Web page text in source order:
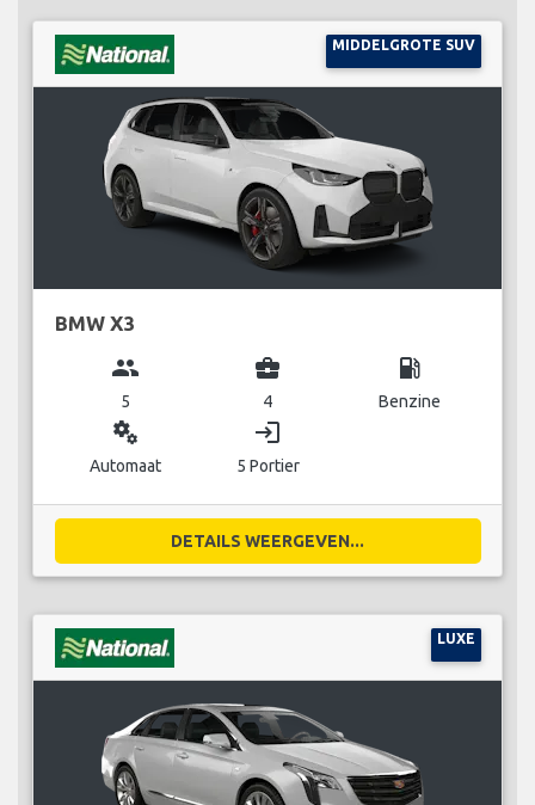
MIDDELGROTE SUV
BMW X3
group
5
business_center
4
local_gas_station
Benzine
miscellaneous_services
Automaat
login
5 Portier
DETAILS WEERGEVEN...
LUXE